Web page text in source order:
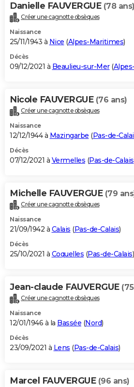
Danielle FAUVERGUE (78 ans)
Créer une cagnotte obsèques
Naissance
25/11/1943 à Nice (Alpes-Maritimes)
Décès
09/12/2021 à Beaulieu-sur-Mer(
Nicole FAUVERGUE (76 ans)
Créer une cagnotte obsèques
Naissance
12/12/1944 à Mazingarbe (Pas-de-
Décès
07/12/2021 à Vermelles (Pas-de-Calais
Michelle FAUVERGUE (79
Créer une cagnotte obsèques
Naissance
21/09/1942 à Calais (Pas-de-Calais)
Décès
25/10/2021 à Coquelles (Pas-de-Calais)
Jean-claude FAUVERGUE
Créer une cagnotte obsèques
Naissance
12/01/1946 à la Bassée (Nord)
Décès
23/09/2021 à Lens (Pas-de-Calais)
Marcel FAUVERGUE (96 ans)